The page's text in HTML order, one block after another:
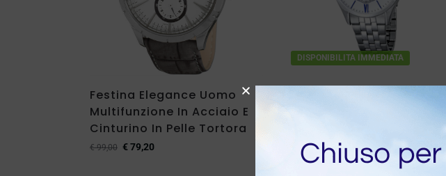
Festina Elegance Uomo
Multifunzione In Acciaio E
Cinturino In Pelle Tortora
€99,00 €79,20
DISPONIBILITA IMMEDIATA
Orologio Festina Sport
Uomo In Acciaio Con Indici
129,00 €103,20